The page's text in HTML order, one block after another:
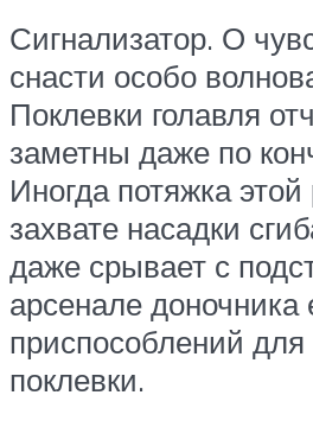
Сигнализатор. О
снасти особо
Поклевки голавля
заметны даже по
Иногда потяжка
захвате насадки
даже срывает с
арсенале доночника
приспособлений
поклевки.